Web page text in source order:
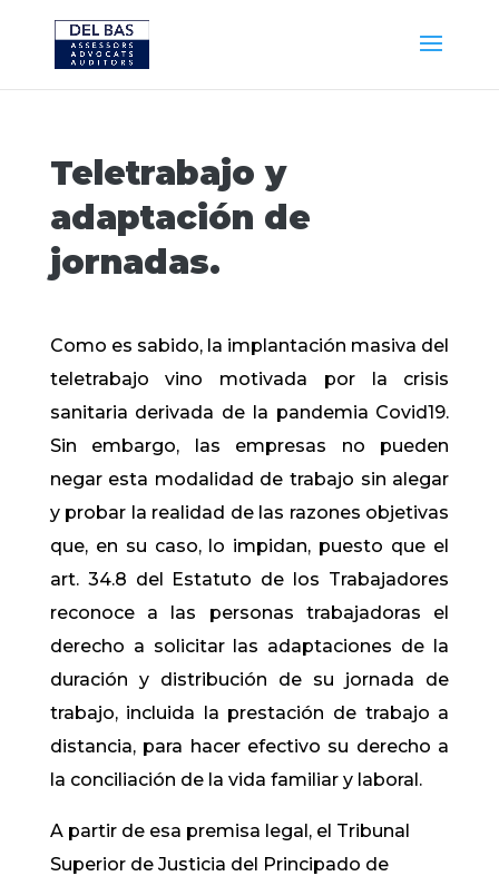
Teletrabajo y
adaptación de
jornadas.
Como es sabido, la implantación masiva del
teletrabajo vino motivada por la crisis
sanitaria derivada de la pandemia Covid19.
Sin embargo, las empresas no pueden
negar esta modalidad de trabajo sin alegar
y probar la realidad de las razones objetivas
que, en su caso, lo impidan, puesto que el
art. 34.8 del Estatuto de los Trabajadores
reconoce a las personas trabajadoras el
derecho a solicitar las adaptaciones de la
duración y distribución de su jornada de
trabajo, incluida la prestación de trabajo a
distancia, para hacer efectivo su derecho a
la conciliación de la vida familiar y laboral.
A partir de esa premisa legal, el Tribunal
Superior de Justicia del Principado de